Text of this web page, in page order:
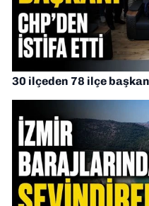
30 ilçeden 78 ilçe